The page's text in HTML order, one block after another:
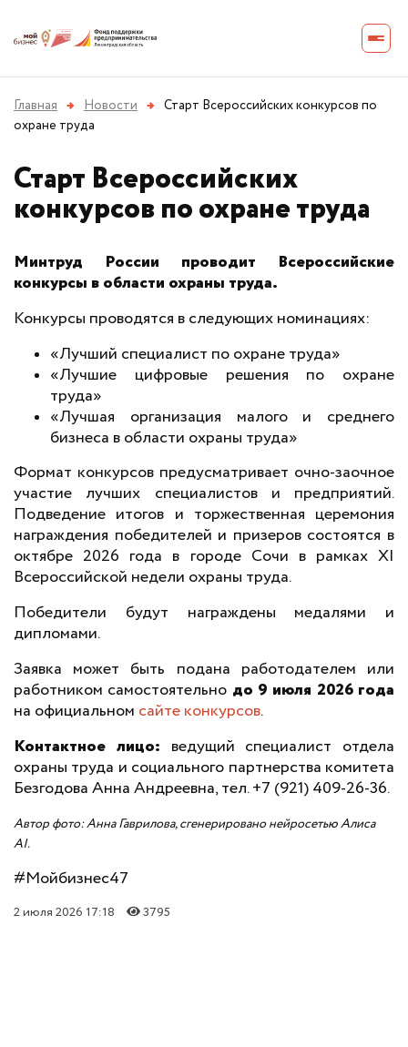
Главная → Новости → Старт Всероссийских конкурсов по
охране труда
Старт Всероссийских
конкурсов по охране труда
Минтруд России проводит Всероссийские
конкурсы в области охраны труда.
Конкурсы проводятся в следующих номинациях:
«Лучший специалист по охране труда»
«Лучшие цифровые решения по охране
труда»
«Лучшая организация малого и среднего
бизнеса в области охраны труда»
Формат конкурсов предусматривает очно-заочное
участие лучших специалистов и предприятий.
Подведение итогов и торжественная церемония
награждения победителей и призеров состоятся в
октябре 2026 года в городе Сочи в рамках XI
Всероссийской недели охраны труда.
Победители будут награждены медалями и
дипломами.
Заявка может быть подана работодателем или
работником самостоятельно до 9 июля 2026 года
на официальном сайте конкурсов.
Контактное лицо: ведущий специалист отдела
охраны труда и социального партнерства комитета
Безгодова Анна Андреевна, тел. +7 (921) 409-26-36.
Автор фото: Анна Гаврилова, сгенерировано нейросетью Алиса
AI.
#Мойбизнес47
2 июля 2026 17:18 3795